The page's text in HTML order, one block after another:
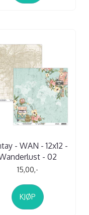
- WAN - 12x12 -
- 02
15,00,-
KJØP